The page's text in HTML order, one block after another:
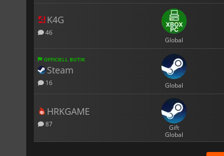
K4G
46
Global
OFFICIELL BUTIK
Steam
16 Global
HRKGAME
87
Gift
Global